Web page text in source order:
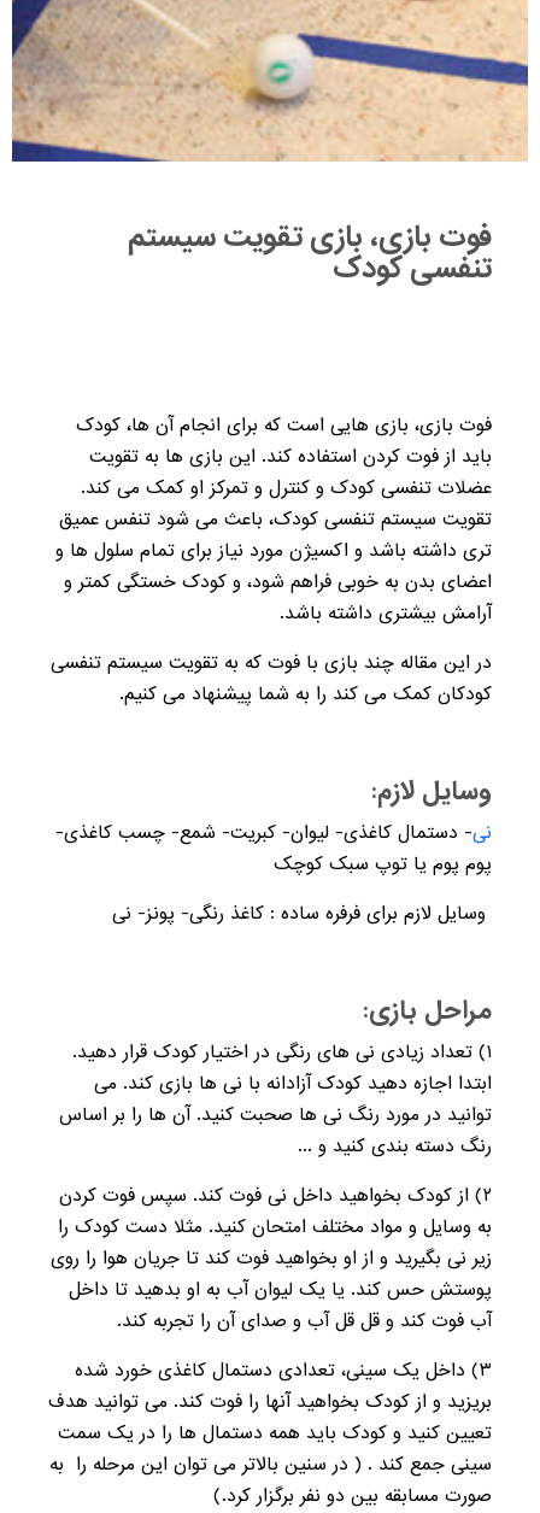
فوت بازی، بازی تقویت سیستم
تنفسی کودک
فوت بازی، بازی هایی است که برای انجام آن ها، کودک
باید از فوت کردن استفاده کند. این بازی ها به تقویت
عضلات تنفسی کودک و کنترل و تمرکز او کمک می کند.
تقویت سیستم تنفسی کودک، باعث می شود تنفس عمیق
تری داشته باشد و اکسیژن مورد نیاز برای تمام سلول ها و
اعضای بدن به خوبی فراهم شود، و کودک خستگی کمتر و
آرامش بیشتری داشته باشد.
در این مقاله چند بازی با فوت که به تقویت سیستم تنفسی
کودکان کمک می کند را به شما پیشنهاد می کنیم.
وسایل لازم:
نی- دستمال کاغذی- لیوان- کبریت- شمع- چسب کاغذی-
پوم پوم یا توپ سبک کوچک
وسایل لازم برای فرفره ساده : کاغذ رنگی- پونز- نی
مراحل بازی:
۱) تعداد زیادی نی های رنگی در اختیار کودک قرار دهید.
ابتدا اجازه دهید کودک آزادانه با نی ها بازی کند. می
توانید در مورد رنگ نی ها صحبت کنید. آن ها را بر اساس
رنگ دسته بندی کنید و ...
۲) از کودک بخواهید داخل نی فوت کند. سپس فوت کردن
به وسایل و مواد مختلف امتحان کنید. مثلا دست کودک را
زیر نی بگیرید و از او بخواهید فوت کند تا جریان هوا را روی
پوستش حس کند. یا یک لیوان آب به او بدهید تا داخل
آب فوت کند و قل قل آب و صدای آن را تجربه کند.
۳) داخل یک سینی، تعدادی دستمال کاغذی خورد شده
بریزید و از کودک بخواهید آنها را فوت کند. می توانید هدف
تعیین کنید و کودک باید همه دستمال ها را در یک سمت
سینی جمع کند . ( در سنین بالاتر می توان این مرحله را به
صورت مسابقه بین دو نفر برگزار کرد.)